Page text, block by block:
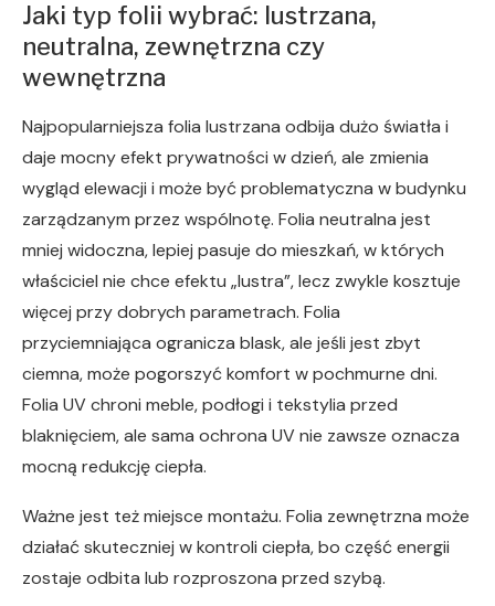
Jaki typ folii wybrać: lustrzana,
neutralna, zewnętrzna czy
wewnętrzna
Najpopularniejsza folia lustrzana odbija dużo światła i
daje mocny efekt prywatności w dzień, ale zmienia
wygląd elewacji i może być problematyczna w budynku
zarządzanym przez wspólnotę. Folia neutralna jest
mniej widoczna, lepiej pasuje do mieszkań, w których
właściciel nie chce efektu „lustra”, lecz zwykle kosztuje
więcej przy dobrych parametrach. Folia
przyciemniająca ogranicza blask, ale jeśli jest zbyt
ciemna, może pogorszyć komfort w pochmurne dni.
Folia UV chroni meble, podłogi i tekstylia przed
blaknięciem, ale sama ochrona UV nie zawsze oznacza
mocną redukcję ciepła.
Ważne jest też miejsce montażu. Folia zewnętrzna może
działać skuteczniej w kontroli ciepła, bo część energii
zostaje odbita lub rozproszona przed szybą.